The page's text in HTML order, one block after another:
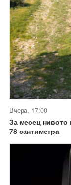
Вчера, 17:00
За месец нивото
78 сантиметра